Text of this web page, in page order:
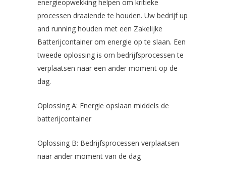
energieopwekking helpen om kritieke
processen draaiende te houden. Uw bedrijf up
and running houden met een Zakelijke
Batterijcontainer om energie op te slaan. Een
tweede oplossing is om bedrijfsprocessen te
verplaatsen naar een ander moment op de
dag.
Oplossing A: Energie opslaan middels de
batterijcontainer
Oplossing B: Bedrijfsprocessen verplaatsen
naar ander moment van de dag